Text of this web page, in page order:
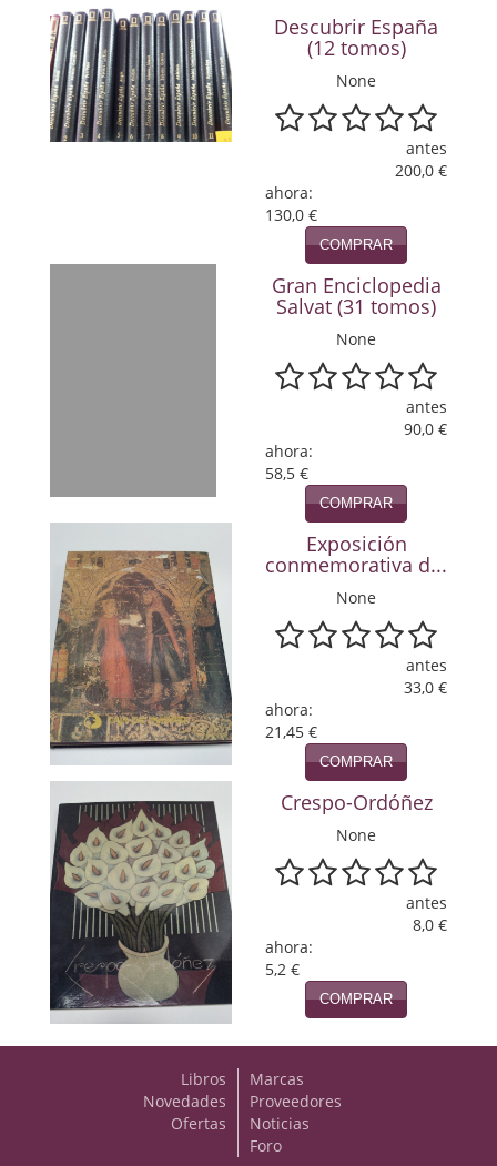
Papás, Mamás, Bebés...
Papás, Mamás, Bebés…
Poesía
Terror
Terrorismo
Varios
Viajes
Viajesç
Descubrir España
(12 tomos)
None
antes
200,0 €
ahora:
130,0 €
COMPRAR
Gran Enciclopedia
Salvat (31 tomos)
None
antes
90,0 €
ahora:
58,5 €
COMPRAR
Exposición
conmemorativa d...
None
antes
33,0 €
ahora:
21,45 €
COMPRAR
Crespo-Ordóñez
None
antes
8,0 €
ahora:
5,2 €
COMPRAR
Libros
Novedades
Ofertas
Marcas
Proveedores
Noticias
Foro